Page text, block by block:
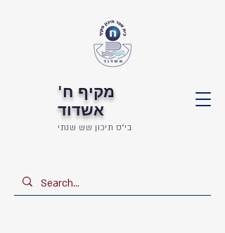
מקיף ח'
אשדוד
בי"ס תיכון שש שנתי